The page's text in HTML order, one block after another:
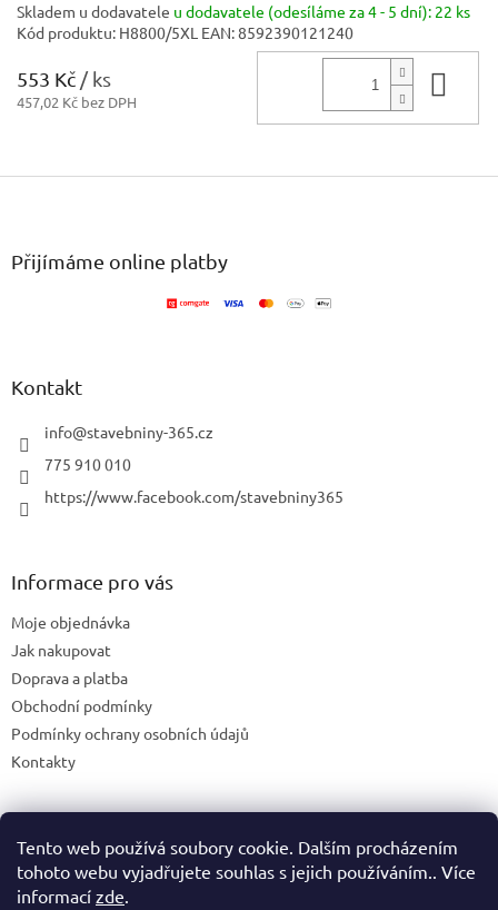
Tento web používá soubory cookie. Dalším procházením
tohoto webu vyjadřujete souhlas s jejich používáním.. Více
informací zde.
Skladem u dodavatele u dodavatele (odesíláme za 4 - 5 dní): 22 ks
Kód produktu: H8800/5XL EAN:8592390121240
553 Kč / ks
457,02 Kč bez DPH
Z
Přijímáme online platby
Kontakt
info@stavebniny-365.cz
775 910 010
https://www.facebook.com/stavebniny365
Informace pro vás
Moje objednávka
Jak nakupovat
Doprava a platba
Obchodní podmínky
Podmínky ochrany osobních údajů
Kontakty
Blog